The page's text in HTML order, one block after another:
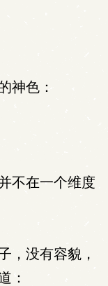
神色：
不在一个维度
，没有容貌，
：